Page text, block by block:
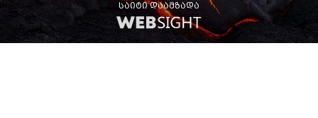
საიტი დაამზადა